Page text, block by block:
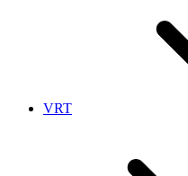
VRT